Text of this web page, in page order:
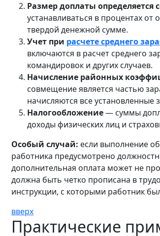
Размер доплаты определяется
устанавливаться в процентах
твердой денежной сумме.
Учет при расчете среднего
включаются в расчет среднего
командировок и других случаев.
Начисление районных
совмещение является частью
начисляются все установленные
Налогообложение— суммы
доходы физических лиц и
Особый случай: если выполнение
работника предусмотрено
дополнительная оплата может не
должна быть четко прописана в
инструкции, с которыми работник
вверх
Практические